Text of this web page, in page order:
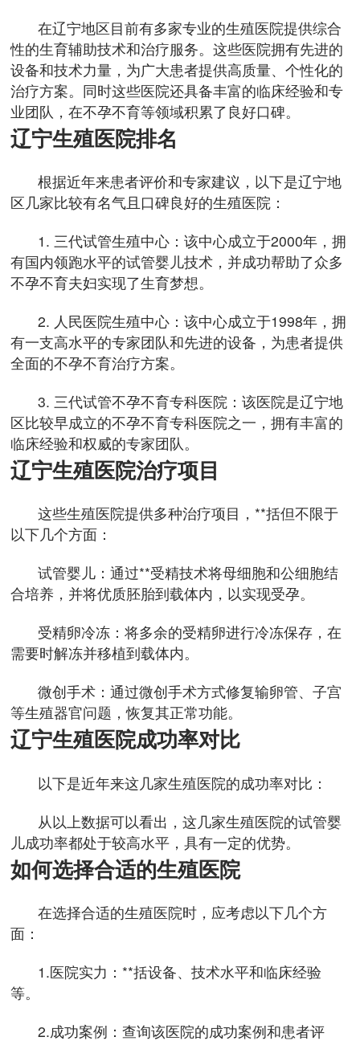
在辽宁地区目前有多家专业的生殖医院提供综合
性的生育辅助技术和治疗服务。这些医院拥有先进的
设备和技术力量，为广大患者提供高质量、个性化的
治疗方案。同时这些医院还具备丰富的临床经验和专
业团队，在不孕不育等领域积累了良好口碑。
辽宁生殖医院排名
根据近年来患者评价和专家建议，以下是辽宁地
区几家比较有名气且口碑良好的生殖医院：
1. 三代试管生殖中心：该中心成立于2000年，拥
有国内领跑水平的试管婴儿技术，并成功帮助了众多
不孕不育夫妇实现了生育梦想。
2. 人民医院生殖中心：该中心成立于1998年，拥
有一支高水平的专家团队和先进的设备，为患者提供
全面的不孕不育治疗方案。
3. 三代试管不孕不育专科医院：该医院是辽宁地
区比较早成立的不孕不育专科医院之一，拥有丰富的
临床经验和权威的专家团队。
辽宁生殖医院治疗项目
这些生殖医院提供多种治疗项目，**括但不限于
以下几个方面：
试管婴儿：通过**受精技术将母细胞和公细胞结
合培养，并将优质胚胎到载体内，以实现受孕。
受精卵冷冻：将多余的受精卵进行冷冻保存，在
需要时解冻并移植到载体内。
微创手术：通过微创手术方式修复输卵管、子宫
等生殖器官问题，恢复其正常功能。
辽宁生殖医院成功率对比
以下是近年来这几家生殖医院的成功率对比：
从以上数据可以看出，这几家生殖医院的试管婴
儿成功率都处于较高水平，具有一定的优势。
如何选择合适的生殖医院
在选择合适的生殖医院时，应考虑以下几个方
面：
1.医院实力：**括设备、技术水平和临床经验
等。
2.成功案例：查询该医院的成功案例和患者评